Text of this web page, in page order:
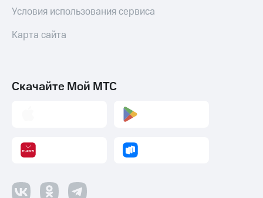
Оплата
коду
Смартфоны
трекеры
Условия использования сервиса
Карта сайта
Скачайте Мой МТС